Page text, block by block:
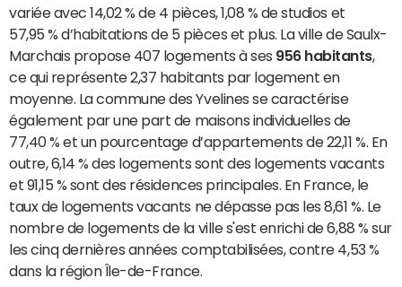
variée avec 14,02 % de 4 pièces, 1,08 % de studios et
57,95 % d’habitations de 5 pièces et plus. La ville de Saulx-
Marchais propose 407 logements à ses 956 habitants,
ce qui représente 2,37 habitants par logement en
moyenne. La commune des Yvelines se caractérise
également par une part de maisons individuelles de
77,40 % et un pourcentage d’appartements de 22,11 %. En
outre, 6,14 % des logements sont des logements vacants
et 91,15 % sont des résidences principales. En France, le
taux de logements vacants ne dépasse pas les 8,61 %. Le
nombre de logements de la ville s'est enrichi de 6,88 % sur
les cinq dernières années comptabilisées, contre 4,53 %
dans la région Île-de-France.